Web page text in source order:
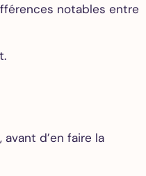
notables entre
d’en faire la